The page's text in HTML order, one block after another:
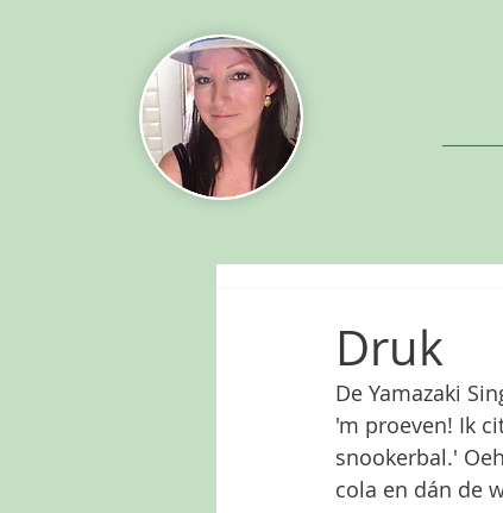
Druk
De Yamazaki
'm proeven! Ik
snookerbal.'
cola en dán de